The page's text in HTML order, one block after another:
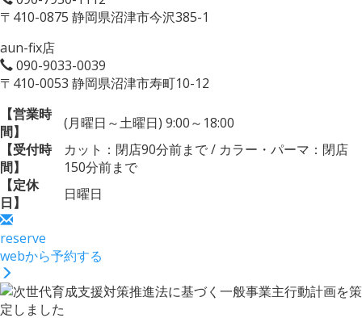
〒410-0875 静岡県沼津市今沢385-1
aun-fix店
090-9033-0039
〒410-0053 静岡県沼津市寿町10-12
【営業時
間】
(月曜日～土曜日) 9:00～18:00
【受付時
間】
カット：閉店90分前まで / カラー・パーマ：閉店
150分前まで
【定休
日】
日曜日
reserve
webから予約する